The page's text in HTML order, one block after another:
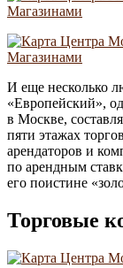
И еще несколько
«Европейский»,
в Москве,
пяти этажах
арендаторов и
по арендным
его поистине
Торговые